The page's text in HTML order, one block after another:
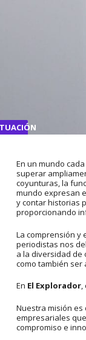
En un mundo
superar
coyunturas, la
mundo expresan
y contar historias
proporcionando
La comprensión y
periodistas nos
a la diversidad de
como también ser
En El Explorador,
Nuestra misión es
empresariales
compromiso e